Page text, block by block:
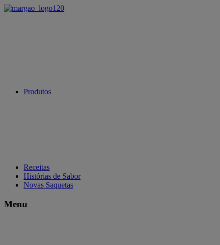
Produtos
Receitas
Histórias de Sabor
Novas Saquetas
Menu